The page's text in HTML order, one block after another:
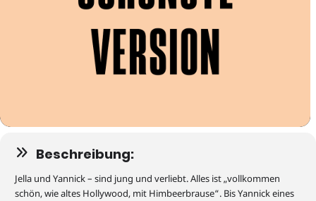
Beschreibung:
Jella und Yannick – sind jung und verliebt. Alles ist „vollkommen
schön, wie altes Hollywood, mit Himbeerbrause“. Bis Yannick eines